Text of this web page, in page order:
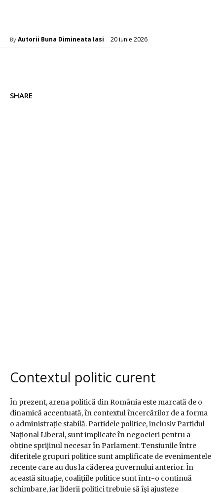
By Autorii Buna Dimineata Iasi 20 iunie 2026
SHARE
Contextul politic curent
În prezent, arena politică din România este marcată de o
dinamică accentuată, în contextul încercărilor de a forma
o administrație stabilă. Partidele politice, inclusiv Partidul
Național Liberal, sunt implicate în negocieri pentru a
obține sprijinul necesar în Parlament. Tensiunile între
diferitele grupuri politice sunt amplificate de evenimentele
recente care au dus la căderea guvernului anterior. În
această situație, coalițiile politice sunt într-o continuă
schimbare, iar liderii politici trebuie să își ajusteze